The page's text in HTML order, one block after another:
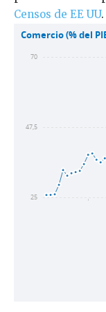
Censos de EE UU